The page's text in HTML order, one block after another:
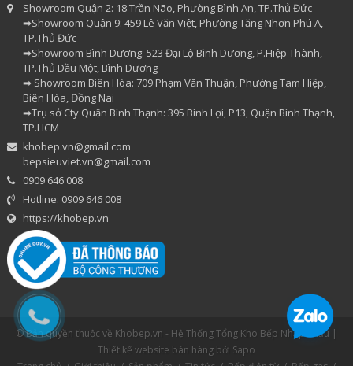
Showroom Quận 2: 18 Trần Não, Phường Bình An, TP.Thủ Đức
➡Showroom Quận 9: 459 Lê Văn Việt, Phường Tăng Nhơn Phú A,
TP.Thủ Đức
➡Showroom Bình Dương: 523 Đại Lộ Bình Dương, P.Hiệp Thành,
TP.Thủ Dầu Một, Bình Dương
➡ Showroom Biên Hòa: 709 Phạm Văn Thuận, Phường Tam Hiệp,
Biên Hòa, Đồng Nai
➡Trụ sở Cty Quận Bình Thạnh: 395 Bình Lợi, P13, Quận Bình Thạnh,
TP.HCM
khobep.vn@gmail.com
bepsieuviet.vn@gmail.com
0909 646 008
Hotline: 0909 646 008
https://khobep.vn
© Bản quyền thuộc về Khobep.vn - Hệ Thống Tổng Kho Bếp Nhập Khẩu |
Thiết kế website bán hàng bởi Sapo